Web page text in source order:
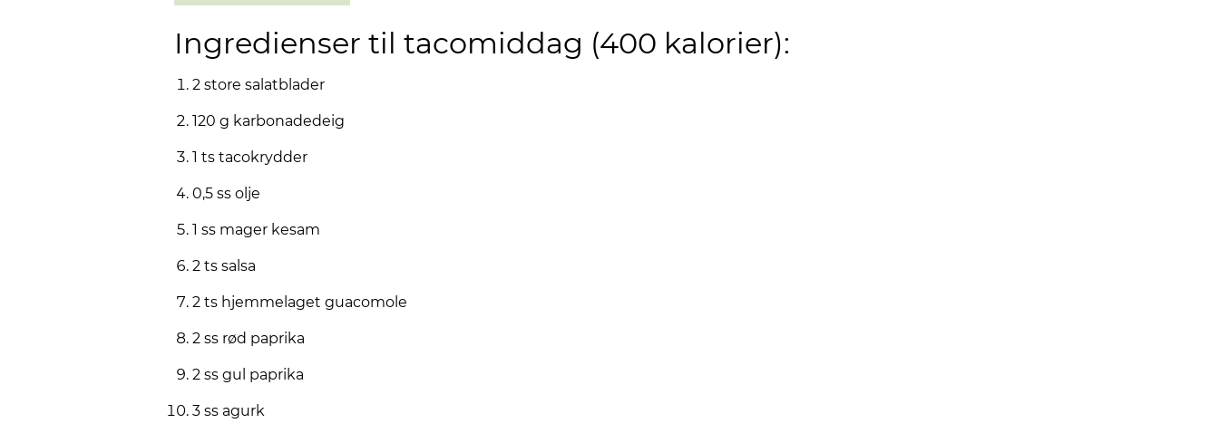
Ingredienser til tacomiddag (400 kalorier):
2 store salatblader
120 g karbonadedeig
1 ts tacokrydder
0,5 ss olje
1 ss mager kesam
2 ts salsa
2 ts hjemmelaget guacomole
2 ss rød paprika
2 ss gul paprika
3 ss agurk